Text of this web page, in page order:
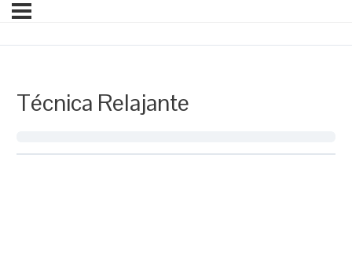
Técnica Relajante